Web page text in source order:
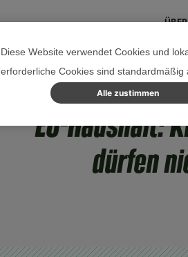
EU-Haushalt:
dürfen
Diese Website verwendet Cookies und
erforderliche Cookies sind standardmäßig
Alle zustimmen